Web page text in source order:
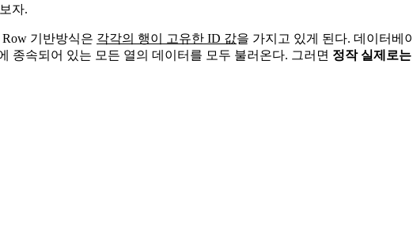
자.
기반방식은 각각의 행이 고유한 ID 값을 가지고 있게 된다. 데이터베
종속되어 있는 모든 열의 데이터를 모두 불러온다. 그러면 정작 실제로